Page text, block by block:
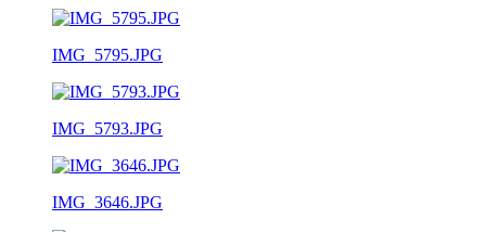
IMG_5795.JPG
IMG_5793.JPG
IMG_3646.JPG